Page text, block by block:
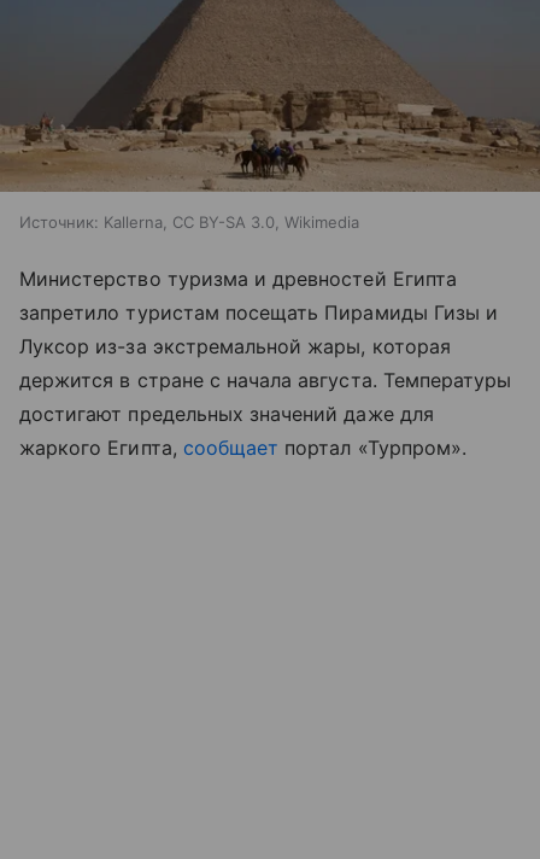
Источник: Kallerna, CC BY-SA 3.0, Wikimedia
Министерство туризма и древностей Египта
запретило туристам посещать Пирамиды Гизы и
Луксор из-за экстремальной жары, которая
держится в стране с начала августа. Температуры
достигают предельных значений даже для
жаркого Египта, сообщает портал «Турпром».